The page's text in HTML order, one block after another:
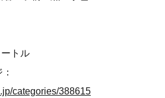
トル
categories/388615